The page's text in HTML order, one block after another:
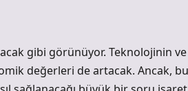
gibi görünüyor. Teknolojinin ve
değerleri de artacak. Ancak, bu